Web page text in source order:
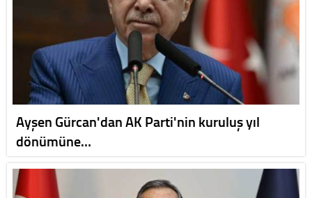
Ayşen Gürcan'dan AK Parti'nin kuruluş yıl
dönümüne…